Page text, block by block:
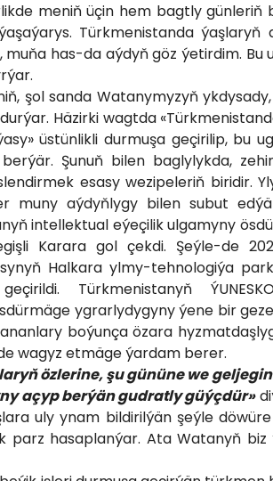
meniň üçin hem bagtly günleriň
Türkmenistanda
has-da aýdyň göz ýetirdim. Bu
şol sanda Watanymyzyň
Häzirki wagtda
üstünlikli durmuşa geçirilip, bu
Şunuň bilen baglylykda,
esasy wezipeleriň biridir.
muny aýdyňlygy bilen subut
intellektual eýeçilik ulgamyny
Karara gol çekdi. Şeýle-de
Halkara ylmy-tehnologiýa
Türkmenistanyň
ygrarlydygyny ýene bir
boýunça özara
wagyz etmäge ýardam berer.
özlerine, şu gününe we
açyp berýän gudratly güýçdür»
uly ynam bildirilýän şeýle
parz hasaplanýar. Ata Watanyň